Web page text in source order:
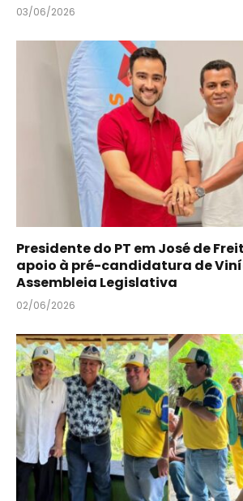
03/06/2026
Presidente do PT em José de
apoio à pré-candidatura de
Assembleia Legislativa
02/06/2026